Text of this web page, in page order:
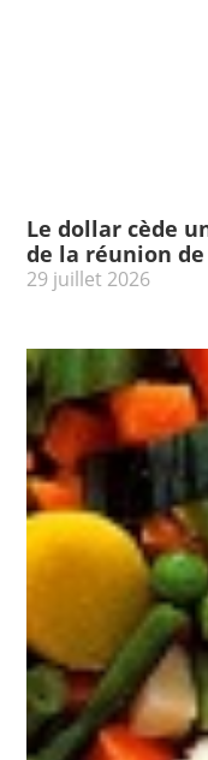
Le dollar cède
de la réunion de
29 juillet 2026